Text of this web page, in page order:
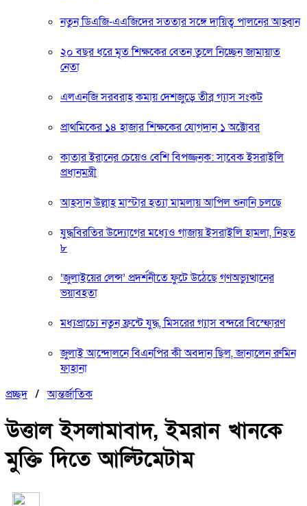
নতুন ডিএজি-এএজিদের সততার সঙ্গে দায়িত্ব পালনের আহ্বান
২০ বছর ধরে মৃত শিক্ষকের বেতন তুলে নিচ্ছেন জামায়াত
নেতা
এলএনজি সরবরাহ কমায় দেশজুড়ে তীব্র গ্যাস সংকট
প্রাথমিকের ১৪ হাজার শিক্ষকের যোগদান ১ অক্টোবর
কাতার ইরানের চেয়েও বেশি বিপজ্জনক: সাবেক ইসরাইলি
প্রধানমন্ত্রী
আহসান উল্লাহ মাস্টার হত্যা মামলায় আপিল শুনানি চলছে
যুদ্ধবিরতির উদ্যোগের মধ্যেও গাজায় ইসরাইলি হামলা, নিহত
৮
‘জুলাইয়ের লেন্স’ প্রদর্শনীতে ফুটে উঠেছে গণঅভ্যুত্থানের
ভয়াবহতা
মধ্যপ্রাচ্যে নতুন ফ্রন্টে যুদ্ধ, মিসরের গ্যাস বন্দরে বিস্ফোরণ
জুলাই আন্দোলনে বিএনপির কী অবদান ছিল, জানালেন রুমিন
ফাহানা
প্রচ্ছদ/আন্তর্জাতিক
উত্তাল ইসলামাবাদ, ইমরান খানকে
মুক্তি দিতে আল্টিমেটাম